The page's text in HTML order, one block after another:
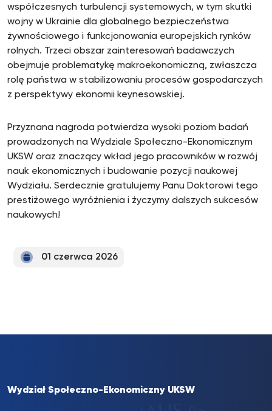
współczesnych turbulencji systemowych, w tym skutki
wojny w Ukrainie dla globalnego bezpieczeństwa
żywnościowego i funkcjonowania europejskich rynków
rolnych. Trzeci obszar zainteresowań badawczych
obejmuje problematykę makroekonomiczną, zwłaszcza
rolę państwa w stabilizowaniu procesów gospodarczych
z perspektywy ekonomii keynesowskiej.
Przyznana nagroda potwierdza wysoki poziom badań
prowadzonych na Wydziale Społeczno-Ekonomicznym
UKSW oraz znaczący wkład jego pracowników w rozwój
nauk ekonomicznych i budowanie pozycji naukowej
Wydziału. Serdecznie gratulujemy Panu Doktorowi tego
prestiżowego wyróżnienia i życzymy dalszych sukcesów
naukowych!
01 czerwca 2026
Wydział Społeczno-Ekonomiczny UKSW